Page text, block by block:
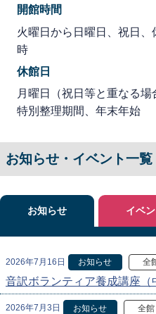
開館時間
火曜日から日曜日、祝日
時
休館日
月曜日（祝日等と重なる場
特別整理期間、年末年始
お知らせ・イベント一覧
お知らせ
2026年7月16日 お知らせ 全
音訳ボランティア養成講座（
2026年7月3日 お知らせ 全館
イベ